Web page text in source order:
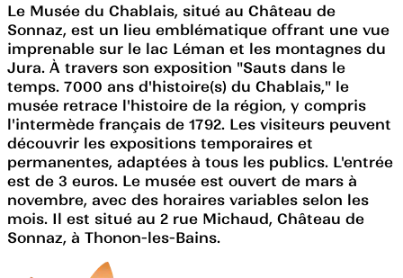
Le Musée du Chablais, situé au Château de
Sonnaz, est un lieu emblématique offrant une vue
imprenable sur le lac Léman et les montagnes du
Jura. À travers son exposition "Sauts dans le
temps. 7000 ans d'histoire(s) du Chablais," le
musée retrace l'histoire de la région, y compris
l'intermède français de 1792. Les visiteurs peuvent
découvrir les expositions temporaires et
permanentes, adaptées à tous les publics. L'entrée
est de 3 euros. Le musée est ouvert de mars à
novembre, avec des horaires variables selon les
mois. Il est situé au 2 rue Michaud, Château de
Sonnaz, à Thonon-les-Bains.